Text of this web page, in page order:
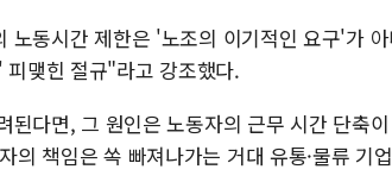
노동시간 제한은 '노조의 이기적인 요구'가
맺힌 절규"라고 강조했다.
된다면, 그 원인은 노동자의 근무 시간 단축
의 책임은 쏙 빠져나가는 거대 유통·물류 기